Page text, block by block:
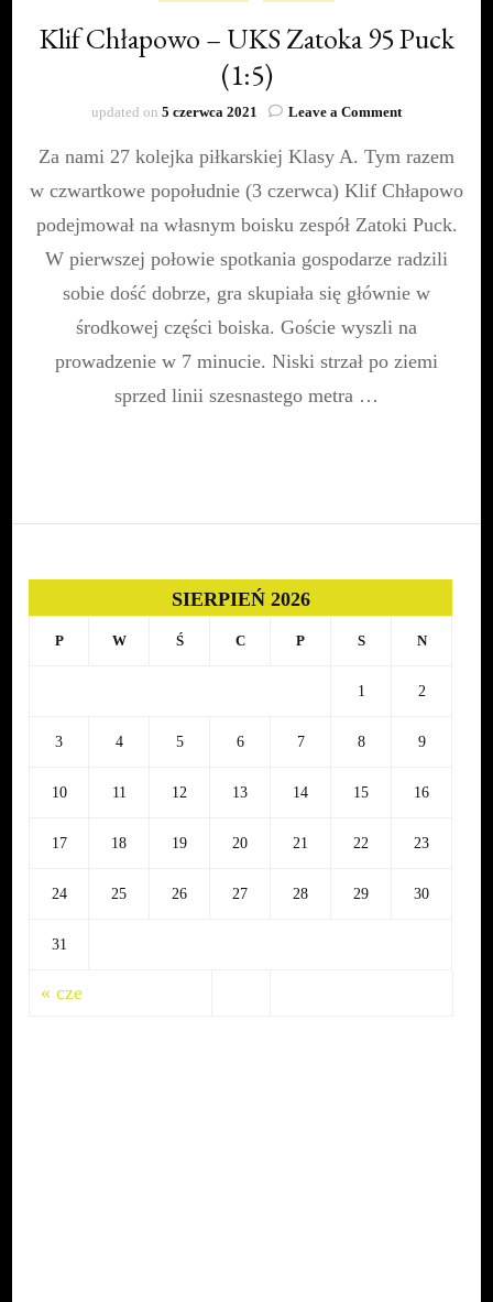
Klif Chłapowo – UKS Zatoka 95 Puck
(1:5)
updated on 5 czerwca 2021 Leave a Commenton
Chłapowo
UKS
Zatoka
Puck
Za nami 27 kolejka piłkarskiej Klasy A. Tym razem
w czwartkowe popołudnie (3 czerwca) Klif Chłapowo
podejmował na własnym boisku zespół Zatoki Puck.
W pierwszej połowie spotkania gospodarze radzili
sobie dość dobrze, gra skupiała się głównie w
środkowej części boiska. Goście wyszli na
prowadzenie w 7 minucie. Niski strzał po ziemi
sprzed linii szesnastego metra …
SIERPIEŃ 2026
P W Ś C P S N
1 2
3 4 5 6 7 8 9
10 11 12 13 14 15 16
17 18 19 20 21 22 23
24 25 26 27 28 29 30
31
« cze